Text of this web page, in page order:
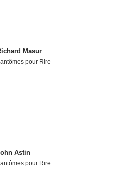
Masur
pour Rire
Astin
pour Rire